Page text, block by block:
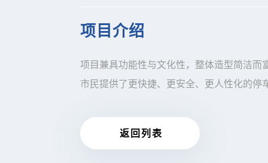
项目介绍
项目兼具功能性与文化性，整体造型简洁而
市民提供了更快捷、更安全、更人性化的停
返 回 列 表